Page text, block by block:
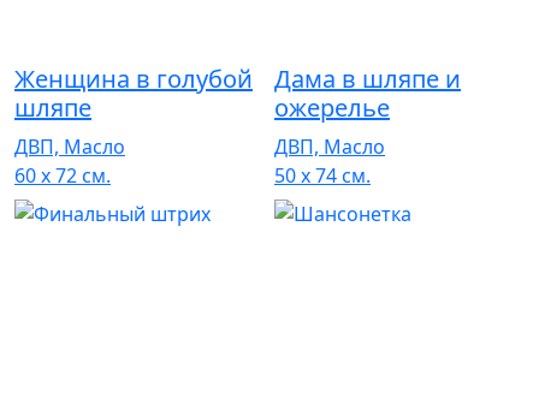
Женщина в голубой
шляпе
ДВП, Масло
60 x 72 см.
Дама в шляпе и
ожерелье
ДВП, Масло
50 x 74 см.